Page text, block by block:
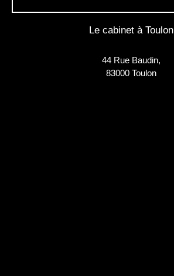
Le cabinet à Toulon
44 Rue Baudin,
83000 Toulon